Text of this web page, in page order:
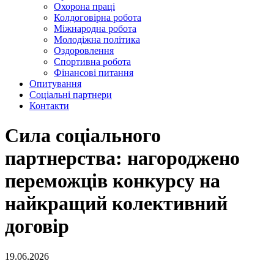
Охорона праці
Колдоговірна робота
Міжнародна робота
Молодіжна політика
Оздоровлення
Спортивна робота
Фінансові питання
Опитування
Соціальні партнери
Контакти
Сила соціального
партнерства: нагороджено
переможців конкурсу на
найкращий колективний
договір
19.06.2026